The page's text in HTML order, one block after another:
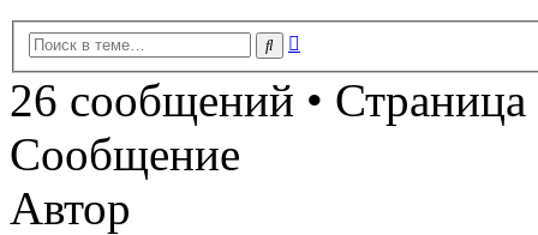
Поиск
26 сообщений • Страница
Сообщение
Автор